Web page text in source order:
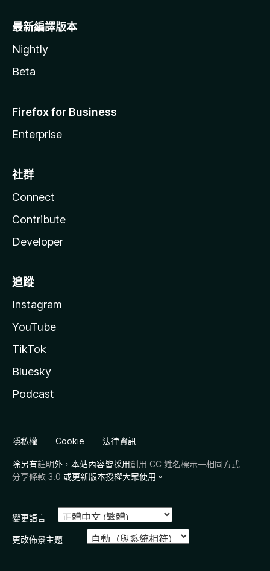
最新編譯版本
Nightly
Beta
Firefox for Business
Enterprise
社群
Connect
Contribute
Developer
追蹤
Instagram
YouTube
TikTok
Bluesky
Podcast
隱私權 Cookie 法律資訊
除另有註明外，本站內容皆採用創用 CC 姓名標示—相同方式
分享條款 3.0 或更新版本授權大眾使用。
變更語言
更改佈景主題